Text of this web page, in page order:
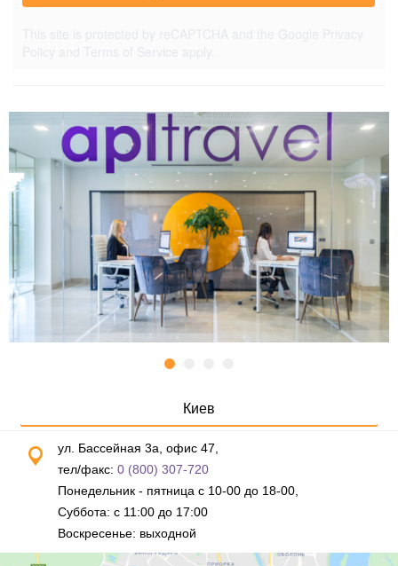
Киев
ул. Бассейная 3а, офис 47,
тел/факс: 0 (800) 307-720
Понедельник - пятница с 10-00 до 18-00,
Суббота: с 11:00 до 17:00
Воскресенье: выходной